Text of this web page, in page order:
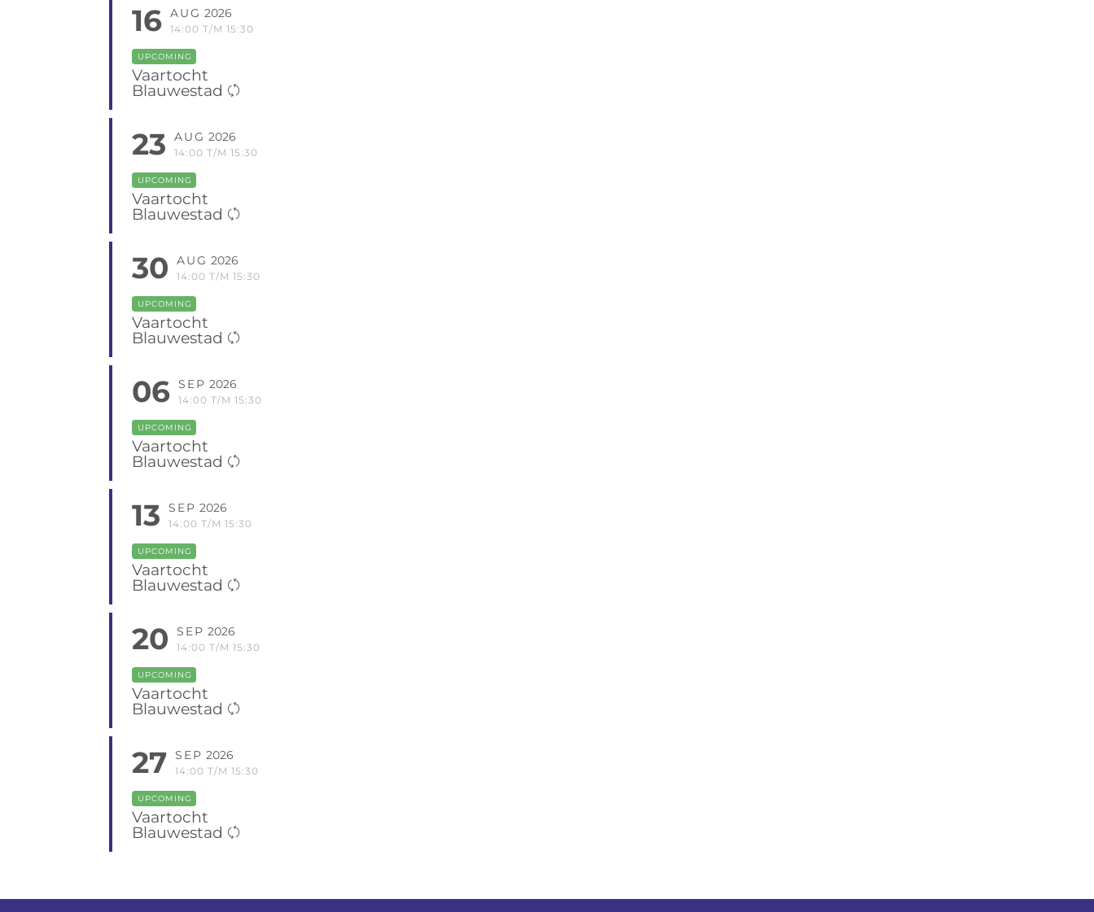
16 AUG 2026
14:00 T/M 15:30
UPCOMING
Vaartocht
Blauwestad
23 AUG 2026
14:00 T/M 15:30
UPCOMING
Vaartocht
Blauwestad
30 AUG 2026
14:00 T/M 15:30
UPCOMING
Vaartocht
Blauwestad
06 SEP 2026
14:00 T/M 15:30
UPCOMING
Vaartocht
Blauwestad
13 SEP 2026
14:00 T/M 15:30
UPCOMING
Vaartocht
Blauwestad
20 SEP 2026
14:00 T/M 15:30
UPCOMING
Vaartocht
Blauwestad
27 SEP 2026
14:00 T/M 15:30
UPCOMING
Vaartocht
Blauwestad